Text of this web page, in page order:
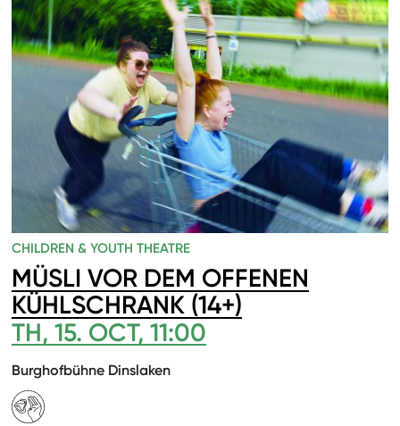
CHILDREN & YOUTH THEATRE
MÜSLI VOR DEM OFFENEN
KÜHLSCHRANK (14+)
TH, 15. OCT, 11:00
Burghofbühne Dinslaken